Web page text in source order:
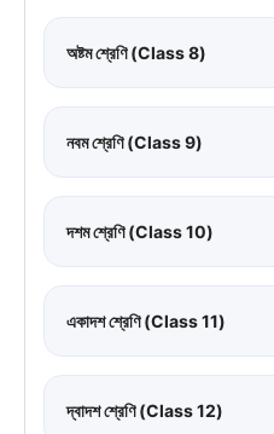
অষ্টম শ্রেণি (Class 8)
নবম শ্রেণি (Class 9)
দশম শ্রেণি (Class 10)
একাদশ শ্রেণি (Class 11)
দ্বাদশ শ্রেণি (Class 12)